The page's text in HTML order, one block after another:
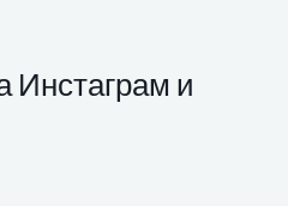
Инстаграм и